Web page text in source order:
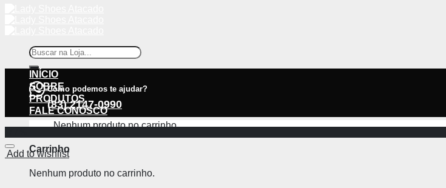
Pesquisar
por:
Como podemos te ajudar?
(83) 2147-0990
Nenhum produto no carrinho.
Carrinho
Nenhum produto no carrinho.
INÍCIO
SOBRE
PRODUTOS
FALE CONOSCO
Add to wishlist